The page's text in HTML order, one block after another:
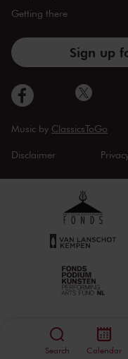
Search Calendar
Getting there
Sign up
Music by ClassicsToGo
Disclaimer